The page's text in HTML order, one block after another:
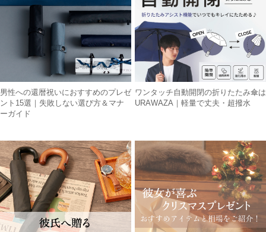
男性への還暦祝いにおすすめのプレゼ
ント15選｜失敗しない選び方＆マナ
ーガイド
ワンタッチ自動開閉の折りたたみ傘は
URAWAZA｜軽量で丈夫・超撥水